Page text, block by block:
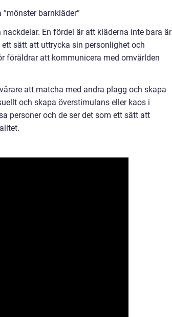
barnkläder”
En fördel är att kläderna inte bara är
sätt att uttrycka sin personlighet och
föräldrar att kommunicera med omvärlden
att matcha med andra plagg och skapa
och skapa överstimulans eller kaos i
personer och de ser det som ett sätt att